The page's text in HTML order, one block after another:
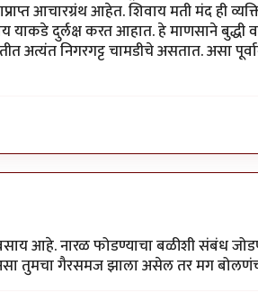
आचारग्रंथ आहेत. शिवाय मती मंद ही
दुर्लक्ष करत आहात. हे माणसाने बुद्धी
अत्यंत निगरगट्ट चामडीचे असतात. असा
आहे. नारळ फोडण्याचा बळीशी संबंध
असा तुमचा गैरसमज झाला असेल तर मग